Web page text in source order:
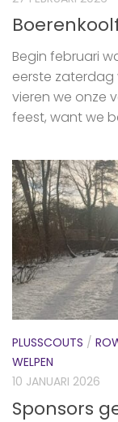
Begin februari
eerste zaterdag
vieren we onze
feest, want we
PLUSSCOUTS /
WELPEN
10 JANUARI 2026
Sponsors